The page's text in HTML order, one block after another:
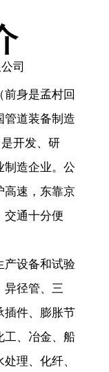
司
身是孟村回
管道装备制造
开发、研
制造企业。公
高速，东靠京
交通十分便
设备和试验
异径管、三
插件、膨胀节
工、冶金、船
理、化纤、